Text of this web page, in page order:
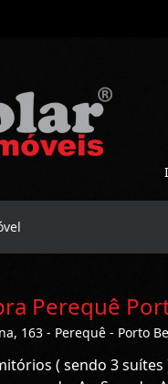
Perequê
163 - Perequê - Porto
( sendo 3 suítes